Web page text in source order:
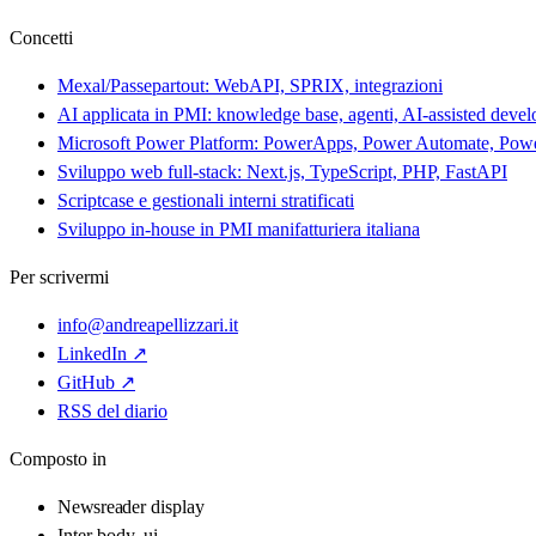
Concetti
Mexal/Passepartout: WebAPI, SPRIX, integrazioni
AI applicata in PMI: knowledge base, agenti, AI-assisted
Microsoft Power Platform: PowerApps, Power Automate,
Sviluppo web full-stack: Next.js, TypeScript, PHP, FastAPI
Scriptcase e gestionali interni stratificati
Sviluppo in-house in PMI manifatturiera italiana
Per scrivermi
info@andreapellizzari.it
LinkedIn ↗
GitHub ↗
RSS del diario
Composto in
Newsreader display